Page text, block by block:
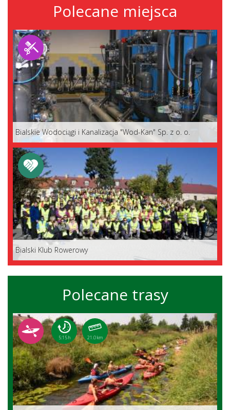
Polecane miejsca
Bialskie Wodociągi i Kanalizacja "Wod-Kan" Sp. z o. o.
Bialski Klub Rowerowy
Polecane trasy
5:15 h 21.0 km